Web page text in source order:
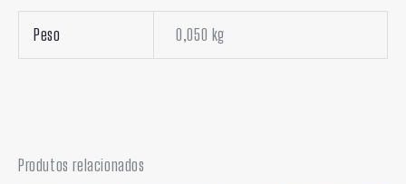
Peso 0,050 kg
Produtos relacionados